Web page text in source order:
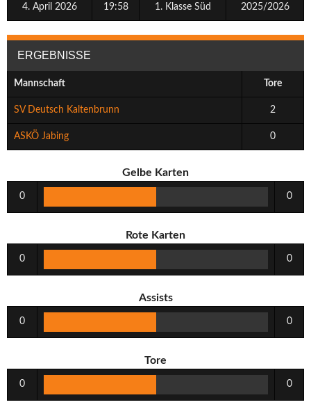
4. April 2026 19:58 1. Klasse Süd 2025/2026
ERGEBNISSE
Mannschaft Tore
SV Deutsch Kaltenbrunn 2
ASKÖ Jabing 0
Gelbe Karten
0 0
Rote Karten
0 0
Assists
0 0
Tore
0 0